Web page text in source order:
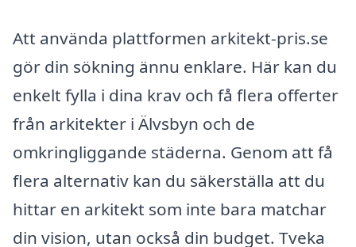
Att använda plattformen arkitekt-pris.se
gör din sökning ännu enklare. Här kan du
enkelt fylla i dina krav och få flera offerter
från arkitekter i Älvsbyn och de
omkringliggande städerna. Genom att få
flera alternativ kan du säkerställa att du
hittar en arkitekt som inte bara matchar
din vision, utan också din budget. Tveka